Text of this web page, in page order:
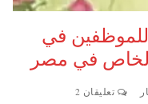
اجازة عيد الاضحي 2018 للموظفين في
في مصر
تعليقان 2